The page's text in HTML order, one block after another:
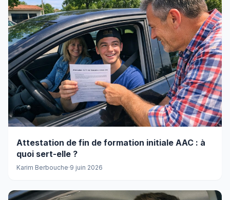
Attestation de fin de formation initiale AAC : à
quoi sert-elle ?
Karim Berbouche·9 juin 2026